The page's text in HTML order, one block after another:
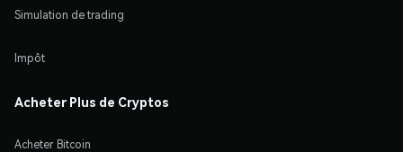
Simulation de trading
Impôt
Acheter Plus de Cryptos
Acheter Bitcoin